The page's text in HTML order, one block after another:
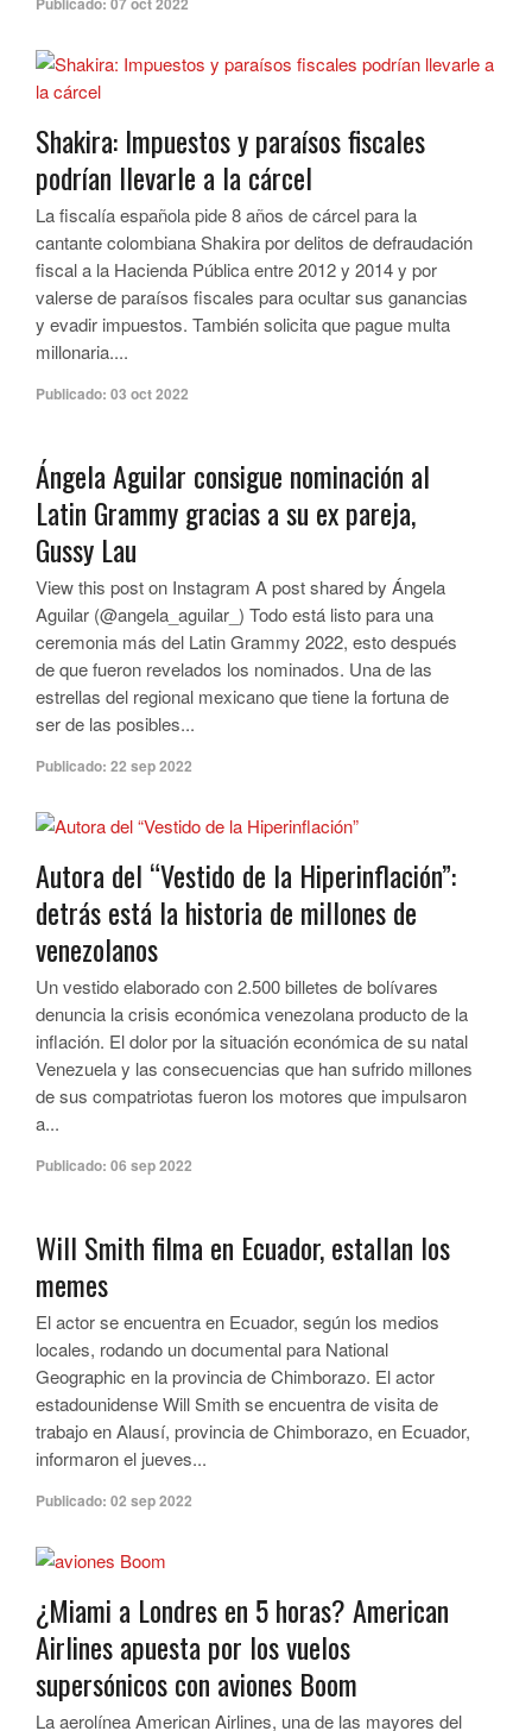
Shakira: Impuestos y paraísos fiscales
podrían llevarle a la cárcel
La fiscalía española pide 8 años de cárcel para la
cantante colombiana Shakira por delitos de defraudación
fiscal a la Hacienda Pública entre 2012 y 2014 y por
valerse de paraísos fiscales para ocultar sus ganancias
y evadir impuestos. También solicita que pague multa
millonaria....
Publicado: 03 oct 2022
Ángela Aguilar consigue nominación al
Latin Grammy gracias a su ex pareja,
Gussy Lau
View this post on Instagram A post shared by Ángela
Aguilar (@angela_aguilar_) Todo está listo para una
ceremonia más del Latin Grammy 2022, esto después
de que fueron revelados los nominados. Una de las
estrellas del regional mexicano que tiene la fortuna de
ser de las posibles...
Publicado: 22 sep 2022
Autora del “Vestido de la Hiperinflación”:
detrás está la historia de millones de
venezolanos
Un vestido elaborado con 2.500 billetes de bolívares
denuncia la crisis económica venezolana producto de la
inflación. El dolor por la situación económica de su natal
Venezuela y las consecuencias que han sufrido millones
de sus compatriotas fueron los motores que impulsaron
a...
Publicado: 06 sep 2022
Will Smith filma en Ecuador, estallan los
memes
El actor se encuentra en Ecuador, según los medios
locales, rodando un documental para National
Geographic en la provincia de Chimborazo. El actor
estadounidense Will Smith se encuentra de visita de
trabajo en Alausí, provincia de Chimborazo, en Ecuador,
informaron el jueves...
Publicado: 02 sep 2022
¿Miami a Londres en 5 horas? American
Airlines apuesta por los vuelos
supersónicos con aviones Boom
La aerolínea American Airlines, una de las mayores del